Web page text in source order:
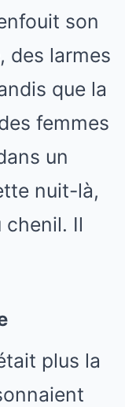
son
des larmes
que la
femmes
un
nuit-là,
chenil. Il
plus la